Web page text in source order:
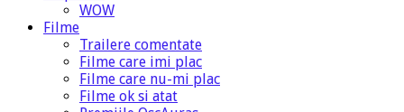
WOW
Filme
Trailere comentate
Filme care imi plac
Filme care nu-mi plac
Filme ok si atat